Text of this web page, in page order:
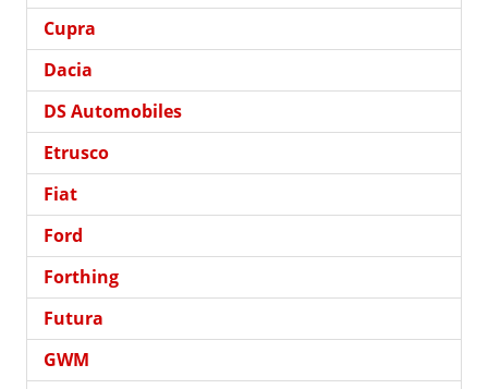
Cupra
Dacia
DS Automobiles
Etrusco
Fiat
Ford
Forthing
Futura
GWM